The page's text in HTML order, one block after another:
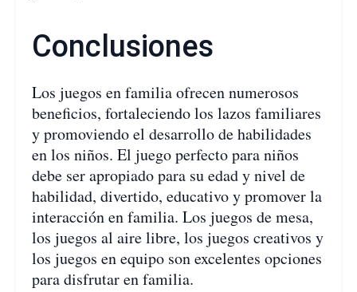
Conclusiones
Los juegos en familia ofrecen numerosos
beneficios, fortaleciendo los lazos familiares
y promoviendo el desarrollo de habilidades
en los niños. El juego perfecto para niños
debe ser apropiado para su edad y nivel de
habilidad, divertido, educativo y promover la
interacción en familia. Los juegos de mesa,
los juegos al aire libre, los juegos creativos y
los juegos en equipo son excelentes opciones
para disfrutar en familia.